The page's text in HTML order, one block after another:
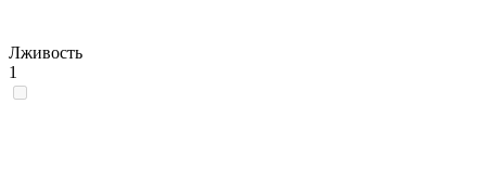
Лживость
1